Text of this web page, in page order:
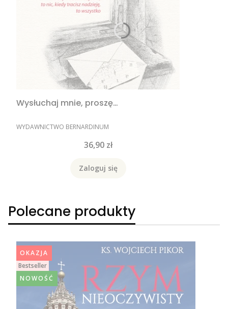
Wysłuchaj mnie, proszę…
PRODUCENT
WYDAWNICTWO BERNARDINUM
Cena
36,90 zł
Zaloguj się
Polecane produkty
OKAZJA
Bestseller
NOWOŚĆ